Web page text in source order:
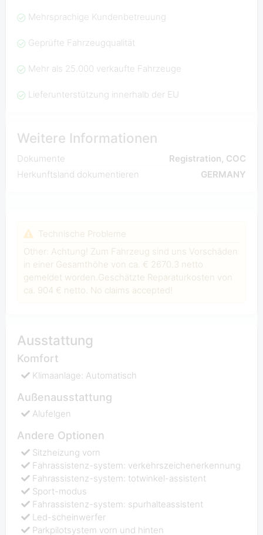
Mehrsprachige Kundenbetreuung
Geprüfte Fahrzeugqualität
Mehr als 25.000 verkaufte Fahrzeuge
Lieferunterstützung innerhalb der EU
Weitere Informationen
Dokumente
Registration, COC
Herkunftsland dokumentieren
GERMANY
Technische Probleme
Other: Achtung! Zum Fahrzeug sind uns Vorschäden
in einer Gesamthöhe von ca. € 2670.3 netto
gemeldet worden.Geschätzte Reparaturkosten von
ca. 904 € netto. No claims accepted!
Ausstattung
Komfort
Klimaanlage: Automatisch
Außenausstattung
Alufelgen
Andere Optionen
Sitzheizung vorn
Fahrassistenz-system: verkehrszeichenerkennung
Fahrassistenz-system: totwinkel-assistent
Sport-modus
Fahrassistenz-system: spurhalteassistent
Led-scheinwerfer
Parkpilotsystem vorn und hinten